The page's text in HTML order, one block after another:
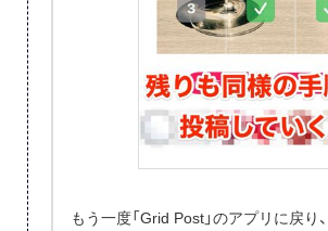
もう一度「Grid Post」のアプリに戻り